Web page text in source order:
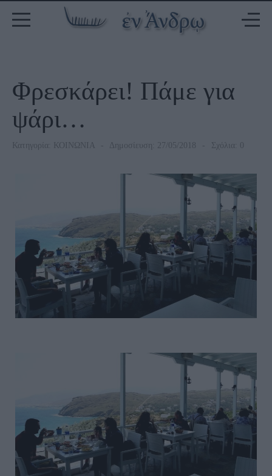
Φρεσκάρει! Πάμε για
ψάρι…
Κατηγορία: ΚΟΙΝΩΝΙΑ Δημοσίευση: 27/05/2018 Σχόλια: 0